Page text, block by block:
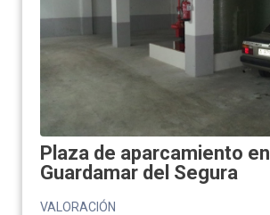
Plaza de aparcamiento en
Guardamar del Segura
VALORACIÓN